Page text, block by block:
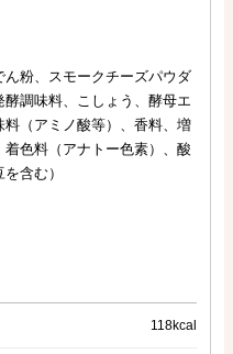
粉、スモークチーズパウダ
調味料、こしょう、酵母エ
（アミノ酸等）、香料、増
色料（アナトー色素）、酸
含む）
118kcal